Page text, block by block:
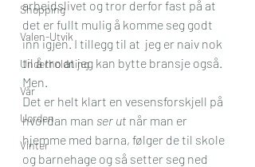
Shopping
Valen-Utvik
Underholdning
Vår
Uorden
Vinter
arbeidslivet og tror derfor fast på at
det er fullt mulig å komme seg godt
inn igjen. I tillegg til at  jeg er naiv nok
til å tro at jeg kan bytte bransje også.
Men.
Det er helt klart en vesensforskjell på
hvordan man ser ut når man er
hjemme med barna, følger de til skole
og barnehage og så setter seg ned